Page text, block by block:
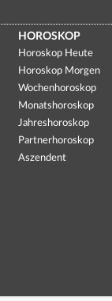
HOROSKOP
Horoskop Heute
Horoskop Morgen
Wochenhoroskop
Monatshoroskop
Jahreshoroskop
Partnerhoroskop
Aszendent